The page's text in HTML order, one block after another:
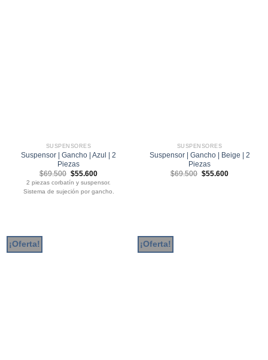
SUSPENSORES
Suspensor | Gancho | Azul | 2
Piezas
$69.500 El
precio
original
era:
$55.600El
precio
actual
es:
2 piezas corbatín y suspensor.
Sistema de sujeción por gancho.
SUSPENSORES
Suspensor | Gancho | Beige | 2
Piezas
$69.500 El
precio
$55.600El
¡Oferta! ¡Oferta!